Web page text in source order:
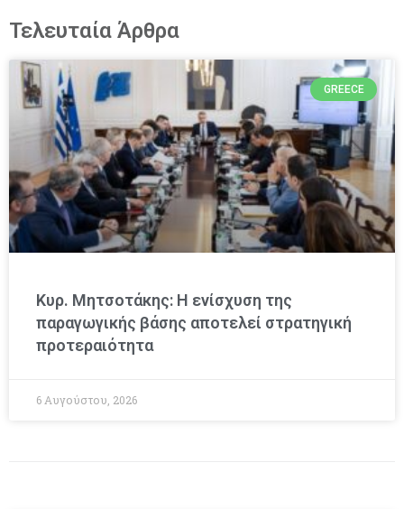
Τελευταία Άρθρα
GREECE
Κυρ. Μητσοτάκης: Η ενίσχυση της
παραγωγικής βάσης αποτελεί στρατηγική
προτεραιότητα
6 Αυγούστου, 2026